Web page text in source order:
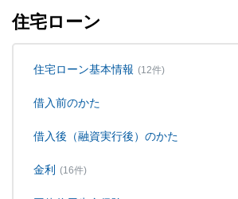
住宅ローン
住宅ローン基本情報 (12件)
借入前のかた
借入後（融資実行後）のかた
金利 (16件)